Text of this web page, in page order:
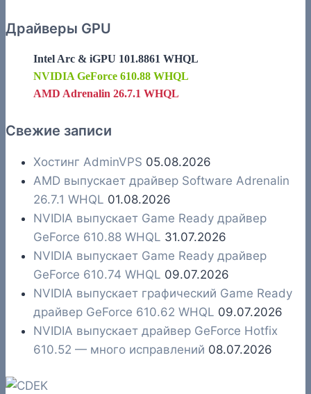
Драйверы GPU
Intel Arc & iGPU 101.8861 WHQL
NVIDIA GeForce 610.88 WHQL
AMD Adrenalin 26.7.1 WHQL
Свежие записи
Хостинг AdminVPS 05.08.2026
AMD выпускает драйвер Software Adrenalin
26.7.1 WHQL 01.08.2026
NVIDIA выпускает Game Ready драйвер
GeForce 610.88 WHQL 31.07.2026
NVIDIA выпускает Game Ready драйвер
GeForce 610.74 WHQL 09.07.2026
NVIDIA выпускает графический Game Ready
драйвер GeForce 610.62 WHQL 09.07.2026
NVIDIA выпускает драйвер GeForce Hotfix
610.52 — много исправлений 08.07.2026